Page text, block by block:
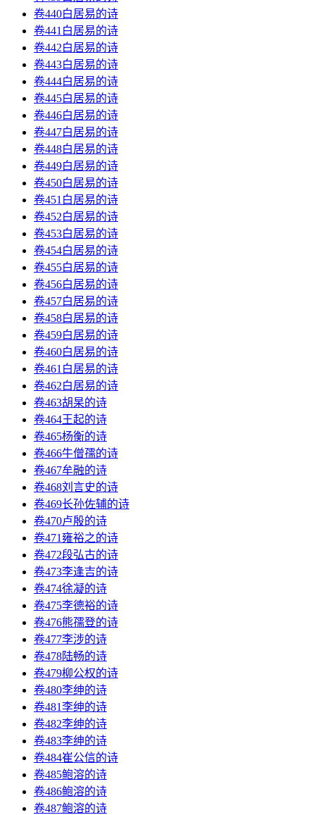
卷440白居易的诗
卷441白居易的诗
卷442白居易的诗
卷443白居易的诗
卷444白居易的诗
卷445白居易的诗
卷446白居易的诗
卷447白居易的诗
卷448白居易的诗
卷449白居易的诗
卷450白居易的诗
卷451白居易的诗
卷452白居易的诗
卷453白居易的诗
卷454白居易的诗
卷455白居易的诗
卷456白居易的诗
卷457白居易的诗
卷458白居易的诗
卷459白居易的诗
卷460白居易的诗
卷461白居易的诗
卷462白居易的诗
卷463胡杲的诗
卷464王起的诗
卷465杨衡的诗
卷466牛僧孺的诗
卷467牟融的诗
卷468刘言史的诗
卷469长孙佐辅的诗
卷470卢殷的诗
卷471雍裕之的诗
卷472段弘古的诗
卷473李逢吉的诗
卷474徐凝的诗
卷475李德裕的诗
卷476熊孺登的诗
卷477李涉的诗
卷478陆畅的诗
卷479柳公权的诗
卷480李绅的诗
卷481李绅的诗
卷482李绅的诗
卷483李绅的诗
卷484崔公信的诗
卷485鲍溶的诗
卷486鲍溶的诗
卷487鲍溶的诗